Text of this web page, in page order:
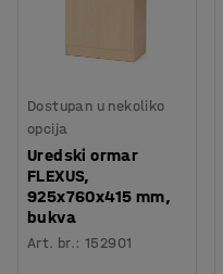
Dostupan u nekoliko
opcija
Uredski ormar
FLEXUS,
925x760x415 mm,
bukva
Art. br.:152901